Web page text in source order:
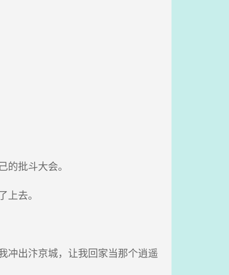
批斗大会。
去。
冲出汴京城，让我回家当那个逍遥